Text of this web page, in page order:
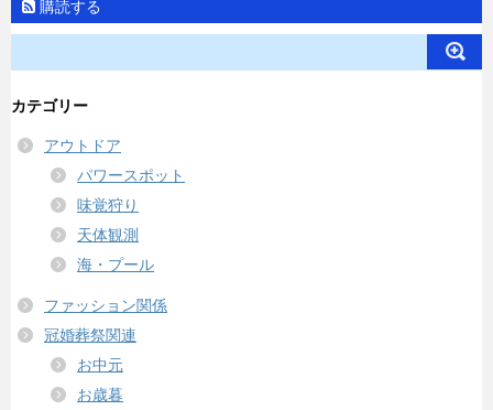
購読する
カテゴリー
アウトドア
パワースポット
味覚狩り
天体観測
海・プール
ファッション関係
冠婚葬祭関連
お中元
お歳暮